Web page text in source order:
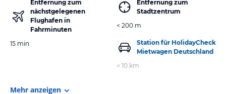
Entfernung zum
nächstgelegenen
Flughafen in
Fahrminuten
15 min
Entfernung zum
Stadtzentrum
< 200 m
Station für HolidayCheck
Mietwagen Deutschland
< 10 km
Mehr anzeigen